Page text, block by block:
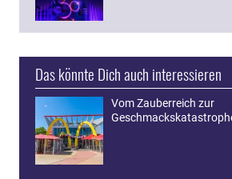
Das könnte Dich auch interessieren
Vom Zauberreich zur